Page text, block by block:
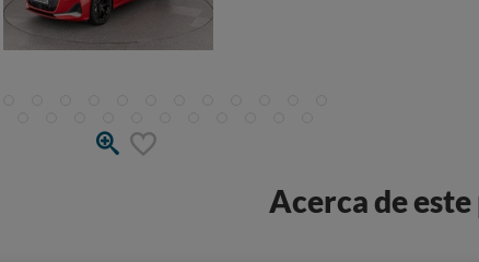
Acerca de